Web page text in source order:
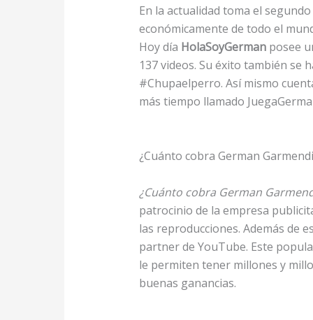
En la actualidad toma el
económicamente de todo el
Hoy día HolaSoyGermanposee
137 videos. Su éxito también se
#Chupaelperro. Así mismo
más tiempo llamado
¿Cuánto cobra German
¿Cuánto cobra German
patrocinio de la empresa
las reproducciones. Además de
partner de YouTube. Este
le permiten tener millones y
buenas ganancias.